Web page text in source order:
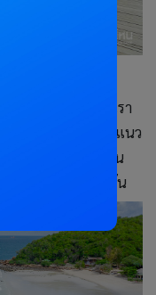
ถึงตอนเช้าช่วงที่เรา
และหาดทรายเป็นแนว
ไม่ไหวขอลงไปเดิน
ใสๆ สักหน่อยแล้วกัน